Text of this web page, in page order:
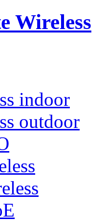
Wireless
indoor
outdoor